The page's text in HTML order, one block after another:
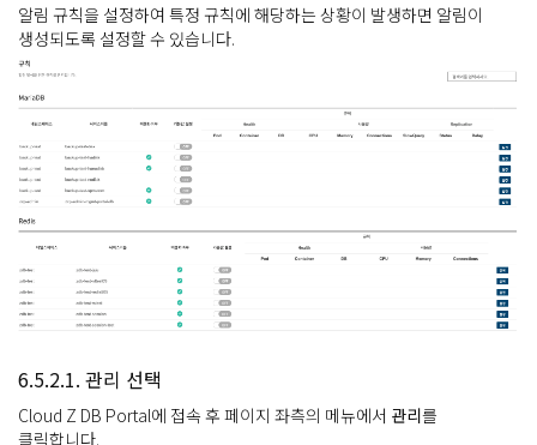
알림 규칙을 설정하여 특정 규칙에 해당하는 상황이 발생하면 알림이
생성되도록 설정할 수 있습니다.
6.5.2.1. 관리 선택
Cloud Z DB Portal에 접속 후 페이지 좌측의 메뉴에서 관리를
클릭합니다.